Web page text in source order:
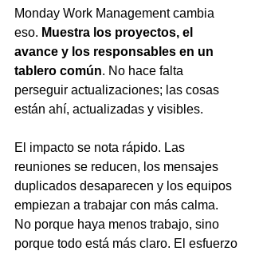
Monday Work Management cambia
eso. Muestra los proyectos, el
avance y los responsables en un
tablero común. No hace falta
perseguir actualizaciones; las cosas
están ahí, actualizadas y visibles.
El impacto se nota rápido. Las
reuniones se reducen, los mensajes
duplicados desaparecen y los equipos
empiezan a trabajar con más calma.
No porque haya menos trabajo, sino
porque todo está más claro. El esfuerzo